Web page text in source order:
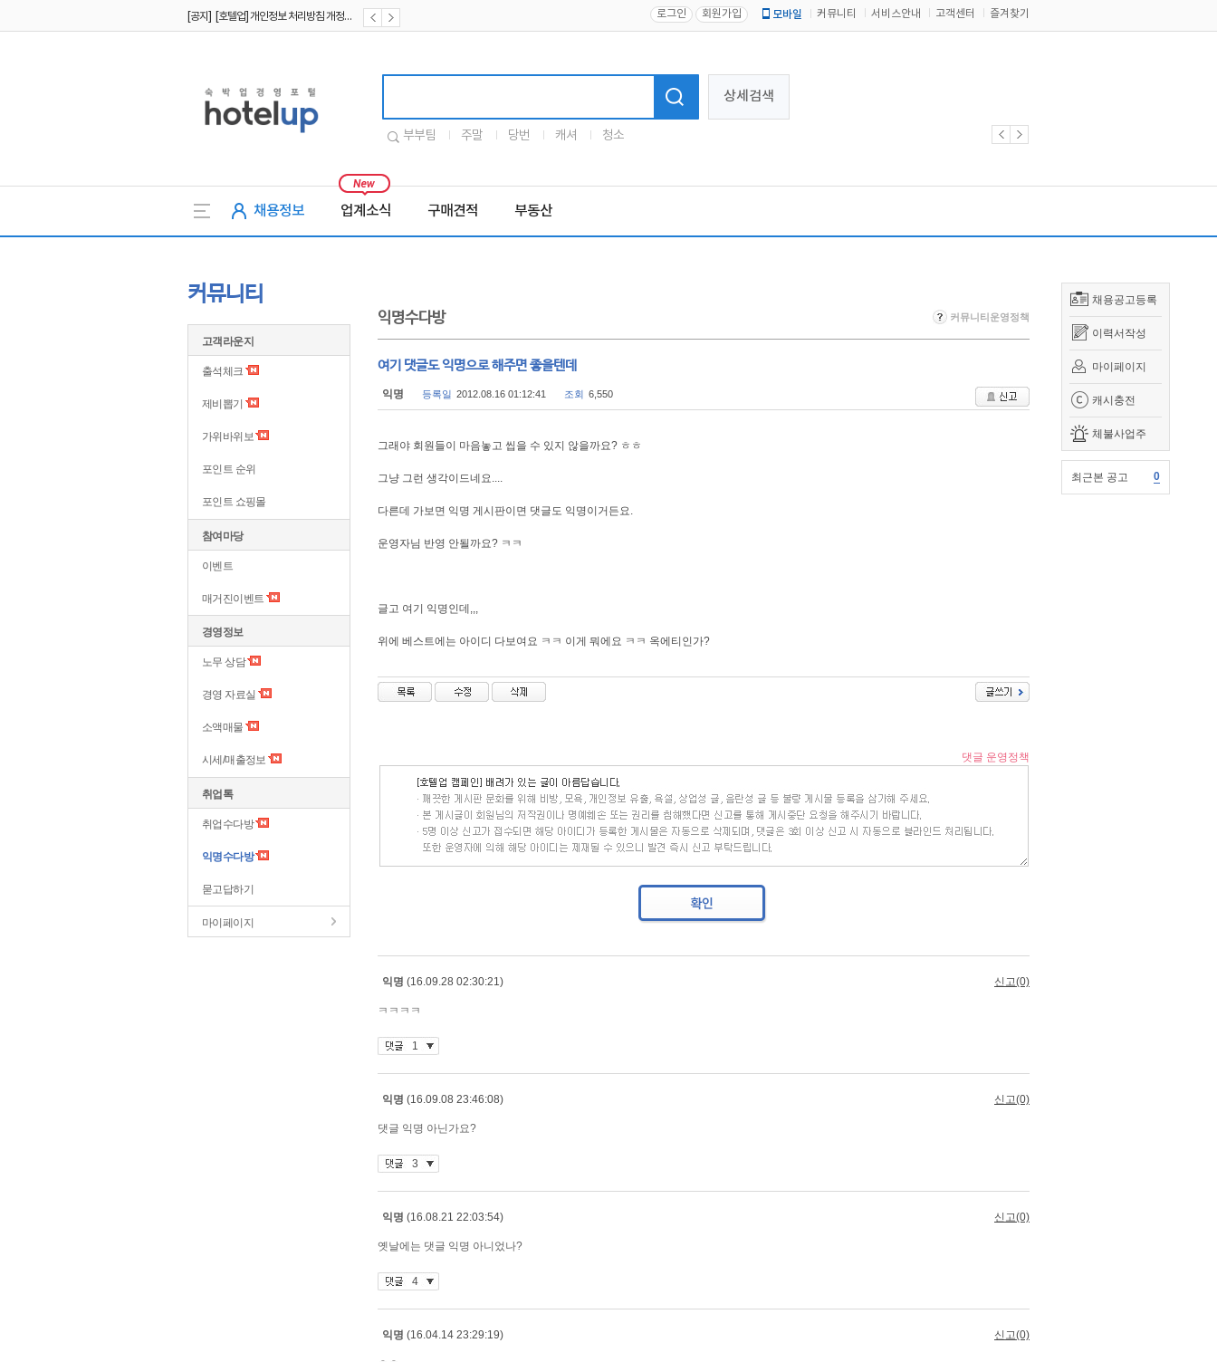
[공지] [호텔업] 개인정보 처리방침 개정본2 (19.09.02) 로그인 회원가입 모바일 커뮤니티 서비스안내 고객센터 즐겨찾기
상세검색
부부팀 주말 당번 캐셔 청소
채용정보 업계소식 구매견적 부동산
채용공고등록
이력서작성
마이페이지
캐시충전
체불사업주
최근본 공고 0
커뮤니티
고객라운지
출석체크
제비뽑기
가위바위보
포인트 순위
포인트 쇼핑몰
참여마당
이벤트
매거진이벤트
경영정보
노무 상담
경영 자료실
소액매물
시세/매출정보
취업톡
취업수다방
익명수다방
묻고답하기
마이페이지
익명수다방 커뮤니티운영정책
여기 댓글도 익명으로 해주면 좋을텐데
익명 등록일 2012.08.16 01:12:41 조회 6,550
그래야 회원들이 마음놓고 씹을 수 있지 않을까요? ㅎㅎ
그냥 그런 생각이드네요....
다른데 가보면 익명 게시판이면 댓글도 익명이거든요.
운영자님 반영 안될까요? ㅋㅋ
글고 여기 익명인데,,,
위에 베스트에는 아이디 다보여요 ㅋㅋ 이게 뭐에요 ㅋㅋ 옥에티인가?